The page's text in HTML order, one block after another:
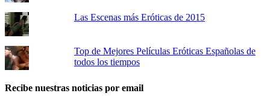
Las Escenas más Eróticas de 2015
Top de Mejores Películas Eróticas Españolas de
todos los tiempos
Recibe nuestras noticias por email